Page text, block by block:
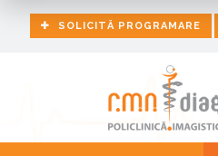
SOLICITĂ PROGRAMARE